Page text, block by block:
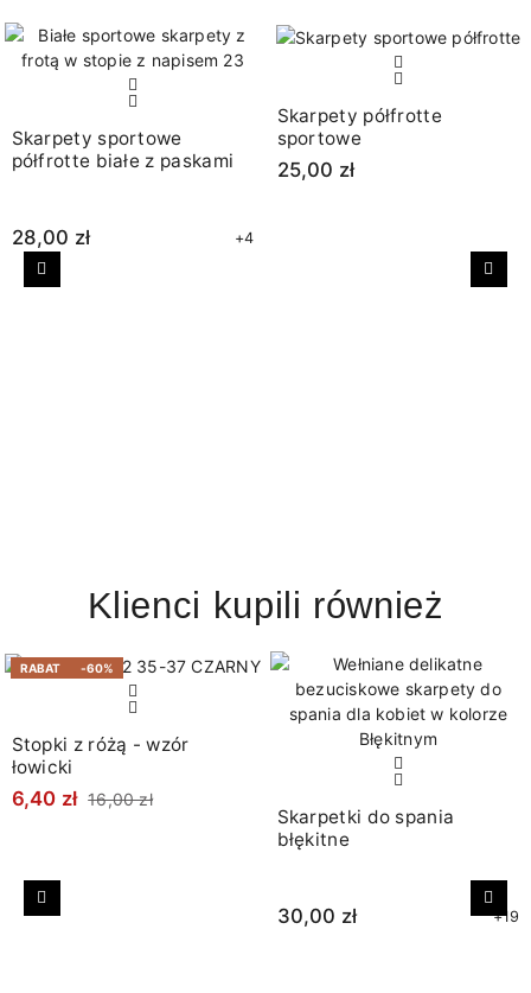
Skarpety sportowe
półfrotte białe z paskami
28,00 zł +4
Skarpety półfrotte
sportowe
25,00 zł
Poprzedni
Klienci kupili również
RABAT -60%
Stopki z różą - wzór
łowicki
6,40 zł 16,00 zł
Skarpetki do spania
błękitne
30,00 zł +19
Poprzedni